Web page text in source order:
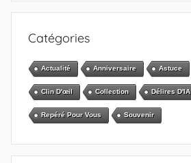
Catégories
Actualité Anniversaire Astuce
Clin D'œil Collection Délires D'IA
Repéré Pour Vous Souvenir